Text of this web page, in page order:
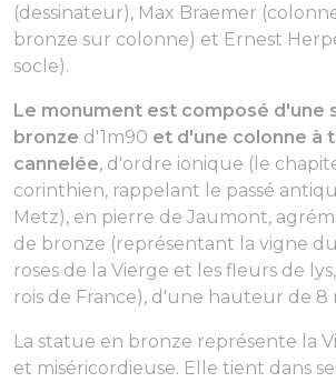
(dessinateur), Max Braemer
bronze sur colonne) et Ernest
socle).
Le monument est composé d'une
bronze d'1m90 et d'une colonne à
cannelée, d'ordre ionique (le
corinthien, rappelant le passé
Metz), en pierre de Jaumont,
de bronze (représentant la vigne du
roses de la Vierge et les fleurs de
rois de France), d'une hauteur de 8
La statue en bronze représente la
et miséricordieuse. Elle tient dans